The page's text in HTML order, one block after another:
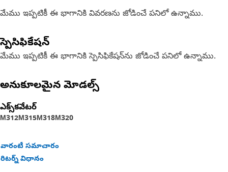
మేము ఇప్పటికీ ఈ భాగానికి వివరణను జోడించే పనిలో ఉన్నాము.
స్పెసిఫికేషన్
మేము ఇప్పటికీ ఈ భాగానికి స్పెసిఫికేషన్‌ను జోడించే పనిలో ఉన్నాము.
అనుకూలమైన మోడల్స్
ఎక్స్‌కవేటర్
M312M315M318M320
వారంటీ సమాచారం
రిటర్న్ విధానం